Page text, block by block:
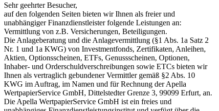
Sehr geehrter Besucher,
auf den folgenden Seiten bieten wir Ihnen als freier und
unabhängiger Finanzdienstleister folgende Leistungen an:
Vermittlung von z.B. Versicherungen, Beteiligungen.
Die Anlageberatung und die Anlagevermittlung (§1 Abs. 1a Satz 2
Nr. 1 und 1a KWG) von Investmentfonds, Zertifikaten, Anleihen,
Aktien, Optionsscheinen, ETFs, Genussscheinen, Optionen,
Inhaber- und Orderschuldverschreibungen sowie ETCs bieten wir
Ihnen als vertraglich gebundener Vermittler gemäß §2 Abs. 10
KWG im Auftrag, im Namen und für Rechnung der Apella
WertpapierService GmbH, Dittelstedter Grenze 3, 99099 Erfurt, an.
Die Apella WertpapierService GmbH ist ein freies und